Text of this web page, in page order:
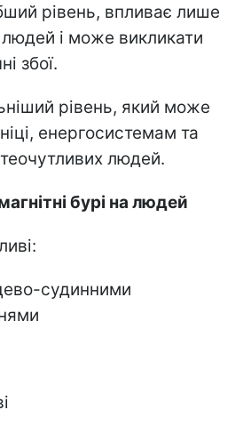
рівень, впливає лише
і може викликати
збої.
рівень, який може
енергосистемам та
людей.
бурі на людей
судинними